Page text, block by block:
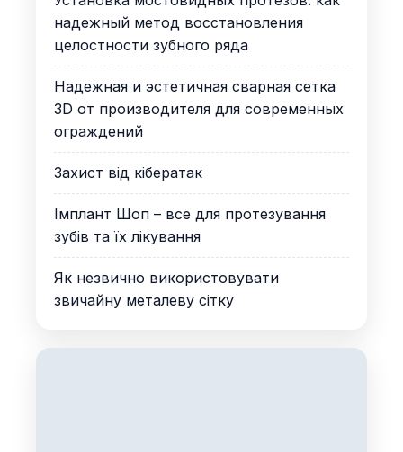
надежный метод восстановления
целостности зубного ряда
Надежная и эстетичная сварная сетка
3D от производителя для современных
ограждений
Захист від кібератак
Імплант Шоп – все для протезування
зубів та їх лікування
Як незвично використовувати
звичайну металеву сітку